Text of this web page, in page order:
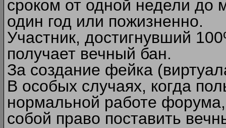
сроком от одной недели до
один год или пожизненно.
Участник, достигнувший
получает вечный бан.
За создание фейка
В особых случаях, когда
нормальной работе
собой право поставить